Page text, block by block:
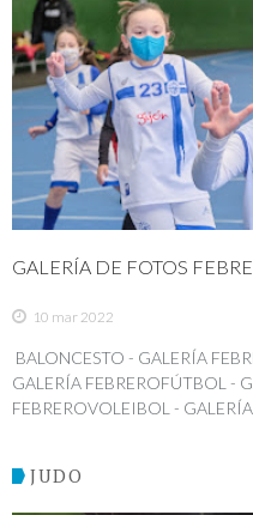
GALERÍA DE FOTOS
10 mar 2022
BALONCESTO - GALERÍA
GALERÍA FEBREROFÚTBOL -
FEBREROVOLEIBOL - GALERÍA
JUDO